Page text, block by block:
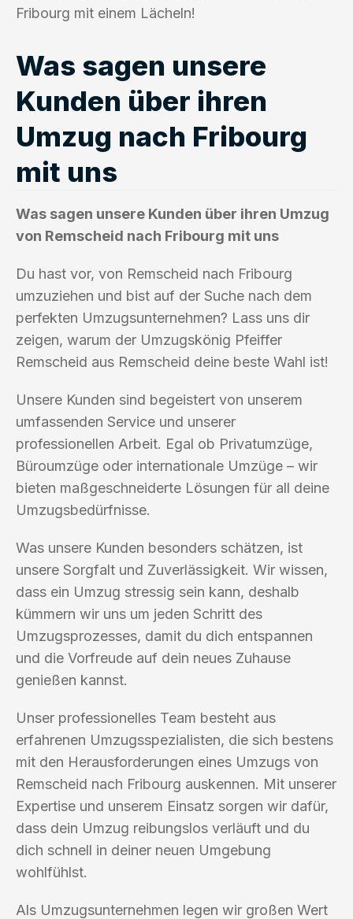
Fribourg mit einem Lächeln!
Was sagen unsere
Kunden über ihren
Umzug nach Fribourg
mit uns
Was sagen unsere Kunden über ihren Umzug
von Remscheid nach Fribourg mit uns
Du hast vor, von Remscheid nach Fribourg
umzuziehen und bist auf der Suche nach dem
perfekten Umzugsunternehmen? Lass uns dir
zeigen, warum der Umzugskönig Pfeiffer
Remscheid aus Remscheid deine beste Wahl ist!
Unsere Kunden sind begeistert von unserem
umfassenden Service und unserer
professionellen Arbeit. Egal ob Privatumzüge,
Büroumzüge oder internationale Umzüge – wir
bieten maßgeschneiderte Lösungen für all deine
Umzugsbedürfnisse.
Was unsere Kunden besonders schätzen, ist
unsere Sorgfalt und Zuverlässigkeit. Wir wissen,
dass ein Umzug stressig sein kann, deshalb
kümmern wir uns um jeden Schritt des
Umzugsprozesses, damit du dich entspannen
und die Vorfreude auf dein neues Zuhause
genießen kannst.
Unser professionelles Team besteht aus
erfahrenen Umzugsspezialisten, die sich bestens
mit den Herausforderungen eines Umzugs von
Remscheid nach Fribourg auskennen. Mit unserer
Expertise und unserem Einsatz sorgen wir dafür,
dass dein Umzug reibungslos verläuft und du
dich schnell in deiner neuen Umgebung
wohlfühlst.
Als Umzugsunternehmen legen wir großen Wert